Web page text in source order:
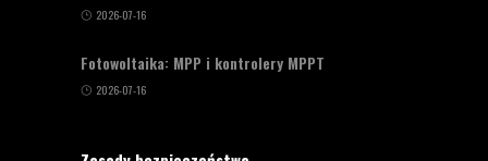
2026-07-16
Fotowoltaika: MPP i kontrolery MPPT
2026-07-16